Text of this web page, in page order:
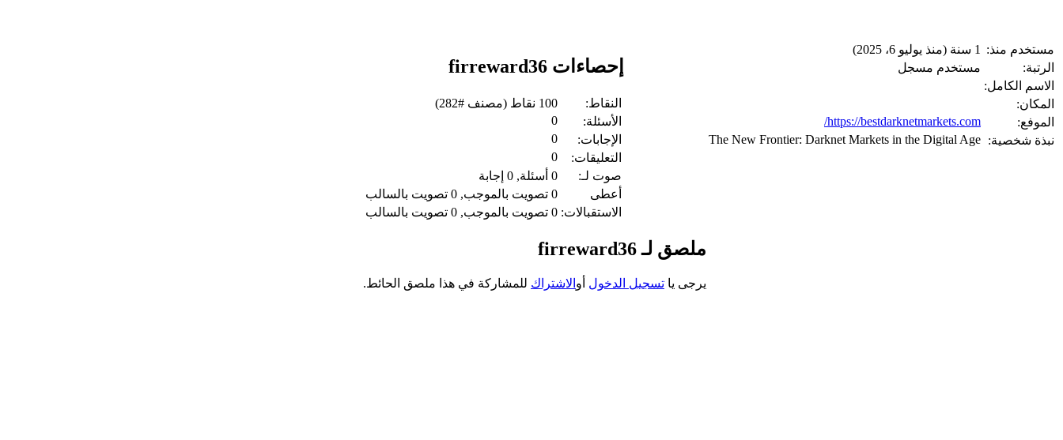
مستخدم منذ:
1 سنة (منذ يوليو 6، 2025)
الرتبة:
مستخدم مسجل
الاسم الكامل:
المكان:
الموفع:
https://bestdarknetmarkets.com/
نبذة شخصية: The New Frontier: Darknet Markets in the Digital Age
إحصاءات firreward36
النقاط: 100 نقاط (مصنف #282
)
الأسئلة:
0
الإجابات:
0
التعليقات:
0
صوت لـ:
0 أسئلة, 0 إجابة
أعطى
0 تصويت بالموجب, 0 تصويت بالسالب
الاستقبالات: 0 تصويت بالموجب, 0 تصويت بالسالب
ملصق لـ firreward36
يرجى يا تسجيل الدخول أو الاشتراك للمشاركة في هذا ملصق الحائط.